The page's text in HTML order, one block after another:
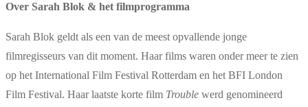
Over Sarah Blok & het filmprogramma
Sarah Blok geldt als een van de meest opvallende jonge
filmregisseurs van dit moment. Haar films waren onder meer te zien
op het International Film Festival Rotterdam en het BFI London
Film Festival. Haar laatste korte film Trouble werd genomineerd